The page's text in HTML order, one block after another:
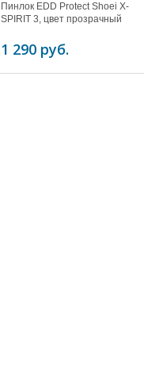
Пинлок EDD Protect Shoei X-
SPIRIT 3, цвет прозрачный
1 290 руб.